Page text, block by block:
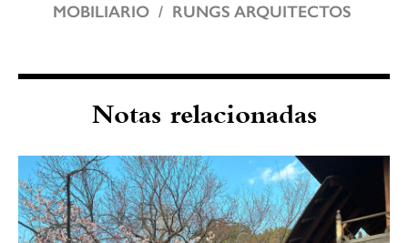
MOBILIARIO
RUNGS ARQUITECTOS
Notas relacionadas